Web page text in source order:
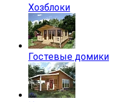
Хозблоки
Гостевые домики